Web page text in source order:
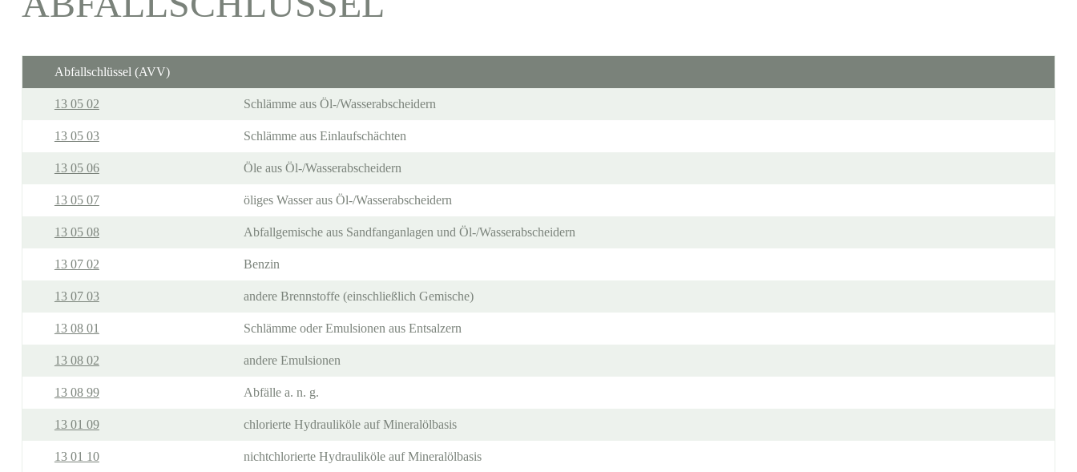
Abfallschlüssel (AVV)
13 05 02 Schlämme aus Öl-/Wasserabscheidern
13 05 03 Schlämme aus Einlaufschächten
13 05 06 Öle aus Öl-/Wasserabscheidern
13 05 07 öliges Wasser aus Öl-/Wasserabscheidern
13 05 08 Abfallgemische aus Sandfanganlagen und Öl-/Wasserabscheidern
13 07 02 Benzin
13 07 03 andere Brennstoffe (einschließlich Gemische)
13 08 01 Schlämme oder Emulsionen aus Entsalzern
13 08 02 andere Emulsionen
13 08 99 Abfälle a. n. g.
13 01 09 chlorierte Hydrauliköle auf Mineralölbasis
13 01 10 nichtchlorierte Hydrauliköle auf Mineralölbasis